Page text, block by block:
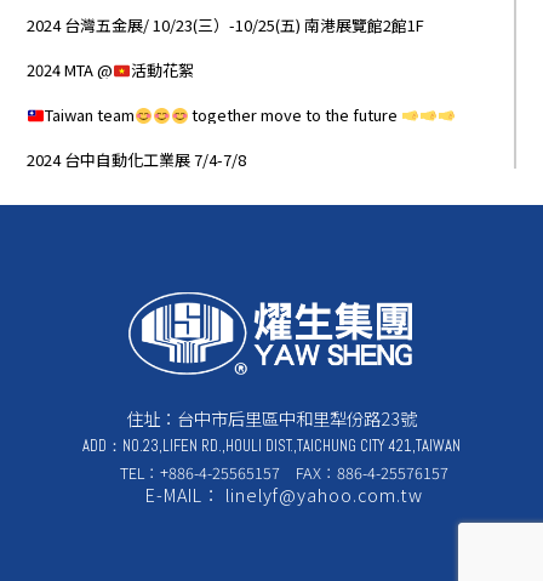
2024 台灣五金展/ 10/23(三）-10/25(五) 南港展覽館2館1F
2024 MTA @
活動花絮
Taiwan team
together move to the future
2024 台中自動化工業展 7/4-7/8
住址：台中市后里區中和里犁份路23號
ADD：NO.23,LIFEN RD.,HOULI DIST.,TAICHUNG CITY 421,TAIWAN
TEL：+886-4-25565157 FAX：886-4-25576157
E-MAIL： linelyf@yahoo.com.tw